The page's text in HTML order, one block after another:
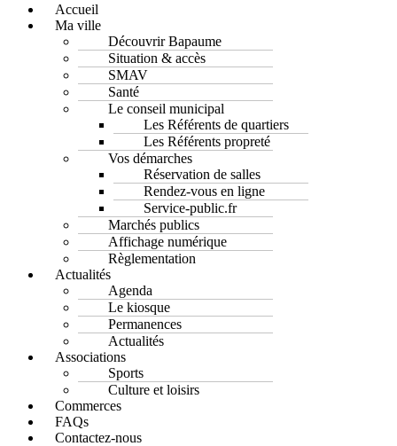
Accueil
Ma ville
Découvrir Bapaume
Situation & accès
SMAV
Santé
Le conseil municipal
Les Référents de quartiers
Les Référents propreté
Vos démarches
Réservation de salles
Rendez-vous en ligne
Service-public.fr
Marchés publics
Affichage numérique
Règlementation
Actualités
Agenda
Le kiosque
Permanences
Actualités
Associations
Sports
Culture et loisirs
Commerces
FAQs
Contactez-nous